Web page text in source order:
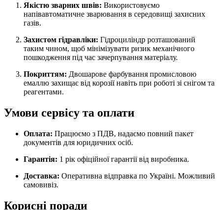
Якістю зварних швів: Використовуємо
напівавтоматичне зварювання в середовищі захисних
газів.
Захистом гідравліки: Гідроциліндр розташований
таким чином, щоб мінімізувати ризик механічного
пошкодження під час зачерпування матеріалу.
Покриттям: Двошарове фарбування промисловою
емаллю захищає від корозії навіть при роботі зі снігом та
реагентами.
Умови сервісу та оплати
Оплата: Працюємо з ПДВ, надаємо повний пакет
документів для юридичних осіб.
Гарантія: 1 рік офіційної гарантії від виробника.
Доставка: Оперативна відправка по Україні. Можливий
самовивіз.
Корисні поради